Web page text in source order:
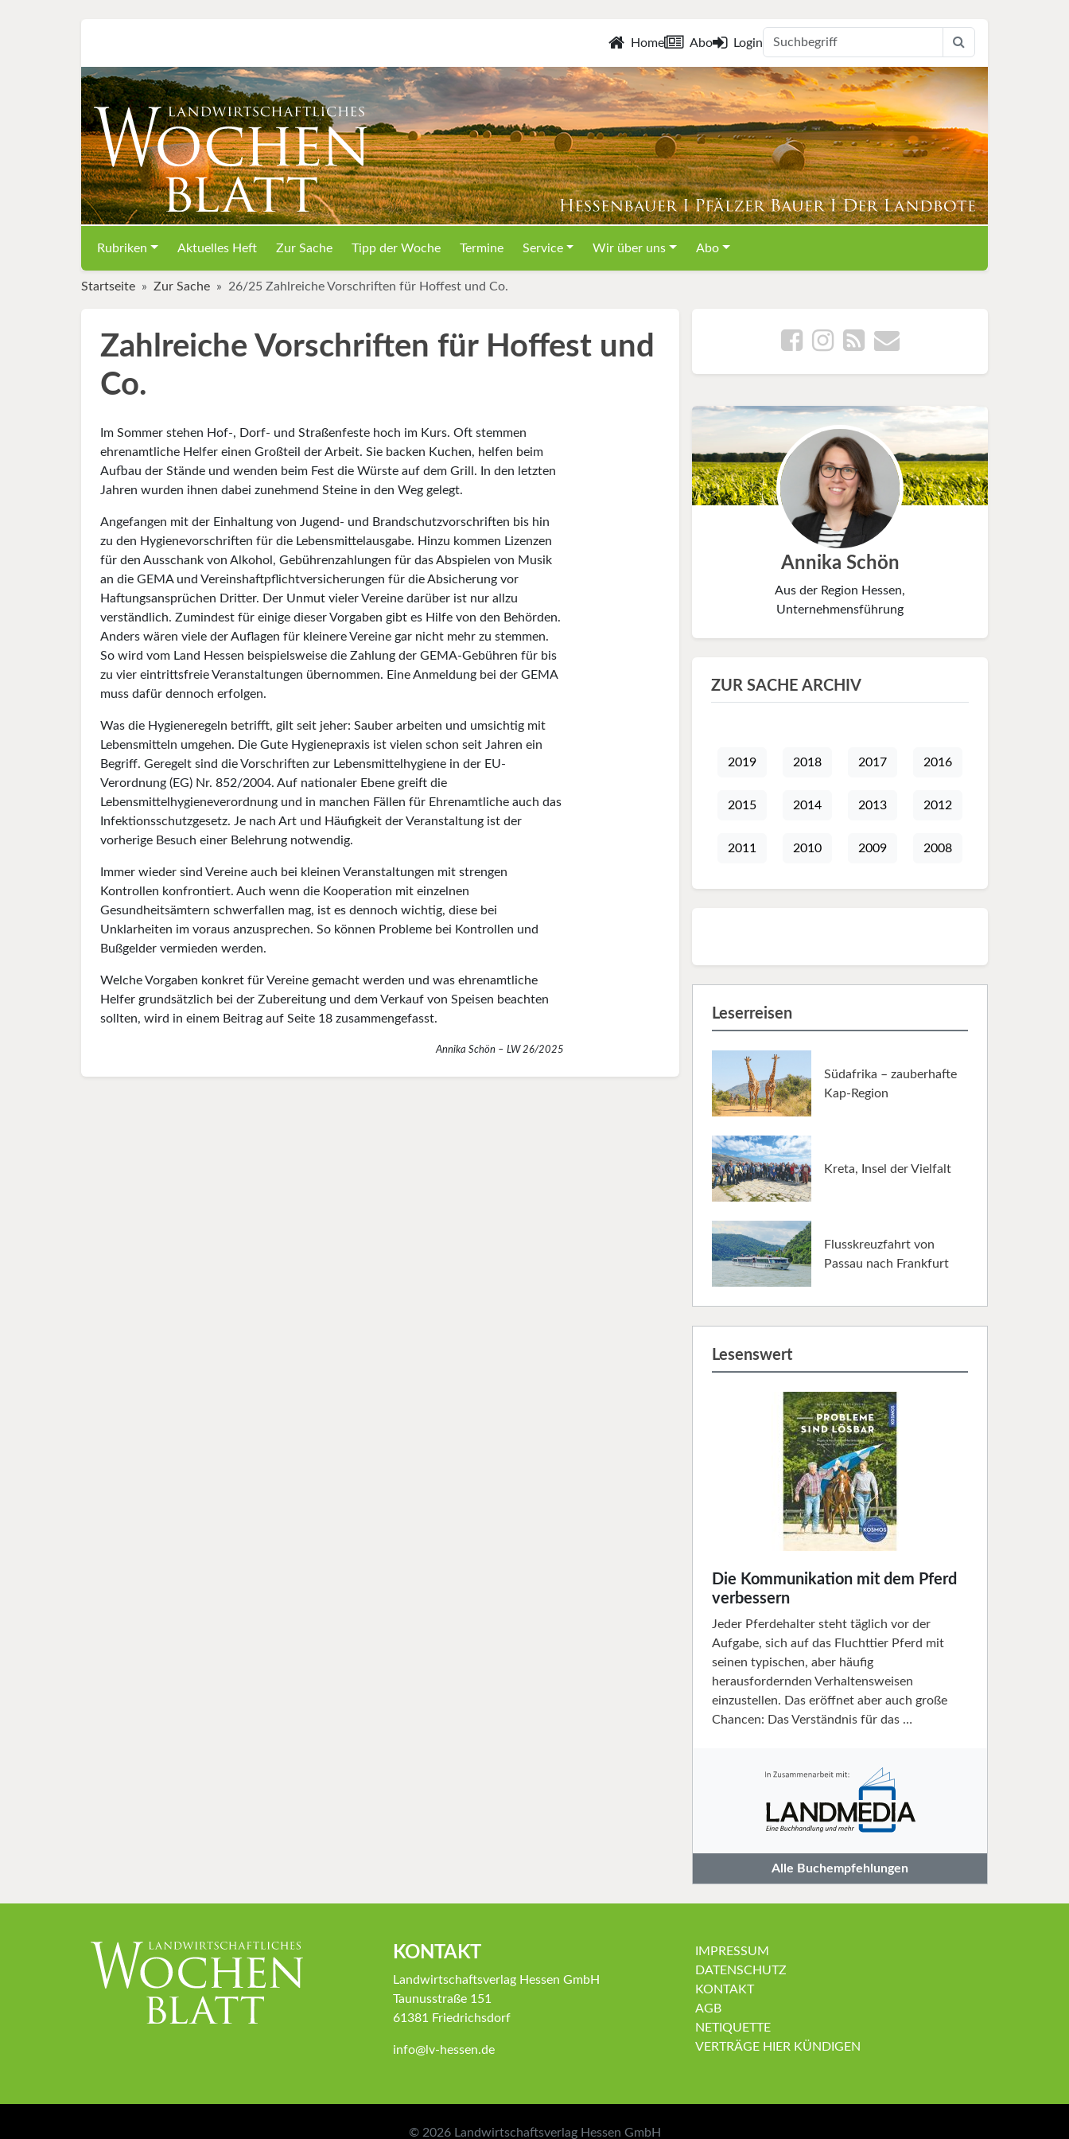
Home Abo Login
Rubriken Aktuelles Heft Zur Sache Tipp der Woche Termine Service Wir über uns Abo
Startseite Zur Sache 26/25 Zahlreiche Vorschriften für Hoffest und Co.
Zahlreiche Vorschriften für Hoffest und
Co.
Im Sommer stehen Hof-, Dorf- und Straßenfeste hoch im Kurs. Oft stemmen
ehrenamtliche Helfer einen Großteil der Arbeit. Sie backen Kuchen, helfen beim
Aufbau der Stände und wenden beim Fest die Würste auf dem Grill. In den letzten
Jahren wurden ihnen dabei zunehmend Steine in den Weg gelegt.
Angefangen mit der Einhaltung von Jugend- und Brandschutzvorschriften bis hin
zu den Hygienevorschriften für die Lebensmittelausgabe. Hinzu kommen Lizenzen
für den Ausschank von Alkohol, Gebührenzahlungen für das Abspielen von Musik
an die GEMA und Vereinshaftpflichtversicherungen für die Absicherung vor
Haftungsansprüchen Dritter. Der Unmut vieler Vereine darüber ist nur allzu
verständlich. Zumindest für einige dieser Vorgaben gibt es Hilfe von den Behörden.
Anders wären viele der Auflagen für kleinere Vereine gar nicht mehr zu stemmen.
So wird vom Land Hessen beispielsweise die Zahlung der GEMA-Gebühren für bis
zu vier eintrittsfreie Veranstaltungen übernommen. Eine Anmeldung bei der GEMA
muss dafür dennoch erfolgen.
Was die Hygieneregeln betrifft, gilt seit jeher: Sauber arbeiten und umsichtig mit
Lebensmitteln umgehen. Die Gute Hygienepraxis ist vielen schon seit Jahren ein
Begriff. Geregelt sind die Vorschriften zur Lebensmittelhygiene in der EU-
Verordnung (EG) Nr. 852/2004. Auf nationaler Ebene greift die
Lebensmittelhygieneverordnung und in manchen Fällen für Ehrenamtliche auch das
Infektionsschutzgesetz. Je nach Art und Häufigkeit der Veranstaltung ist der
vorherige Besuch einer Belehrung notwendig.
Immer wieder sind Vereine auch bei kleinen Veranstaltungen mit strengen
Kontrollen konfrontiert. Auch wenn die Kooperation mit einzelnen
Gesundheitsämtern schwerfallen mag, ist es dennoch wichtig, diese bei
Unklarheiten im voraus anzusprechen. So können Probleme bei Kontrollen und
Bußgelder vermieden werden.
Welche Vorgaben konkret für Vereine gemacht werden und was ehrenamtliche
Helfer grundsätzlich bei der Zubereitung und dem Verkauf von Speisen beachten
sollten, wird in einem Beitrag auf Seite 18 zusammengefasst.
Annika Schön – LW 26/2025
Annika Schön
Aus der Region Hessen,
Unternehmensführung
ZUR SACHE ARCHIV
2019 2018 2017 2016
2015 2014 2013 2012
2011 2010 2009 2008
Leserreisen
Südafrika – zauberhafte
Kap-Region
Kreta, Insel der Vielfalt
Flusskreuzfahrt von
Passau nach Frankfurt
Lesenswert
Die Kommunikation mit dem Pferd
verbessern
Jeder Pferdehalter steht täglich vor der
Aufgabe, sich auf das Fluchttier Pferd mit
seinen typischen, aber häufig
herausfordernden Verhaltensweisen
einzustellen. Das eröffnet aber auch große
Chancen: Das Verständnis für das …
Alle Buchempfehlungen
KONTAKT
Landwirtschaftsverlag Hessen GmbH
Taunusstraße 151
61381 Friedrichsdorf
info@lv-hessen.de
IMPRESSUM
DATENSCHUTZ
KONTAKT
AGB
NETIQUETTE
VERTRÄGE HIER KÜNDIGEN
© 2026 Landwirtschaftsverlag Hessen GmbH